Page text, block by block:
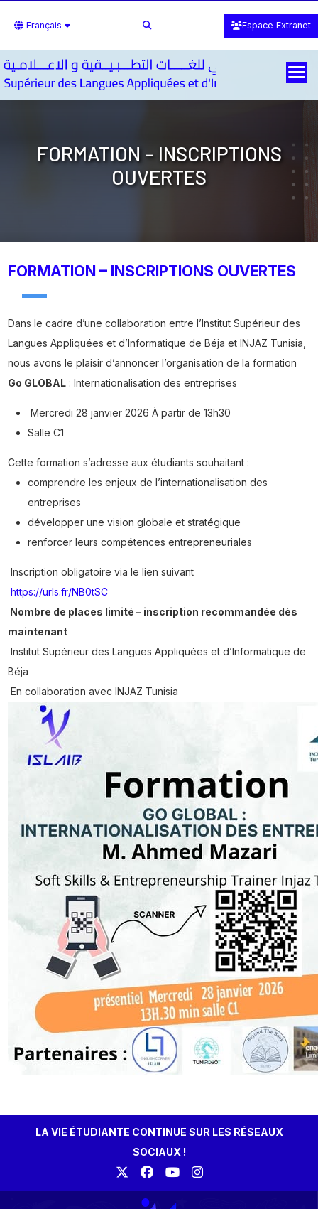
Français Espace Extranet
FORMATION – INSCRIPTIONS
OUVERTES
FORMATION – INSCRIPTIONS OUVERTES
Dans le cadre d’une collaboration entre l’Institut Supérieur des
Langues Appliquées et d’Informatique de Béja et INJAZ Tunisia,
nous avons le plaisir d’annoncer l’organisation de la formation
Go GLOBAL: Internationalisation des entreprises
Mercredi 28 janvier 2026 À partir de 13h30
Salle C1
Cette formation s’adresse aux étudiants souhaitant :
comprendre les enjeux de l’internationalisation des
entreprises
développer une vision globale et stratégique
renforcer leurs compétences entrepreneuriales
Inscription obligatoire via le lien suivant
https://urls.fr/NB0tSC
Nombre de places limité – inscription recommandée dès
maintenant
Institut Supérieur des Langues Appliquées et d’Informatique de
Béja
En collaboration avec INJAZ Tunisia
LA VIE ÉTUDIANTE CONTINUE SUR LES RÉSEAUX
SOCIAUX !